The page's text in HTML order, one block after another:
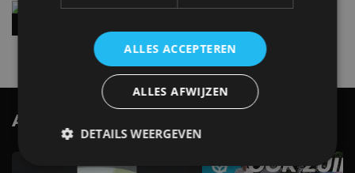
Vernieuwde Hyundai Ioniq 6 rijdt tot 680
AutoRAI.nl TV
ALLES ACCEPTEREN
ALLES AFWIJZEN
DETAILS WEERGEVEN